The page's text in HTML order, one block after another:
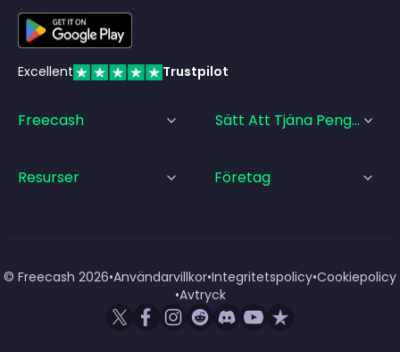
Excellent Trustpilot
Freecash Sätt Att Tjäna Pengar
Resurser Företag
© Freecash 2026•Användarvillkor•Integritetspolicy•Cookiepolicy
•Avtryck